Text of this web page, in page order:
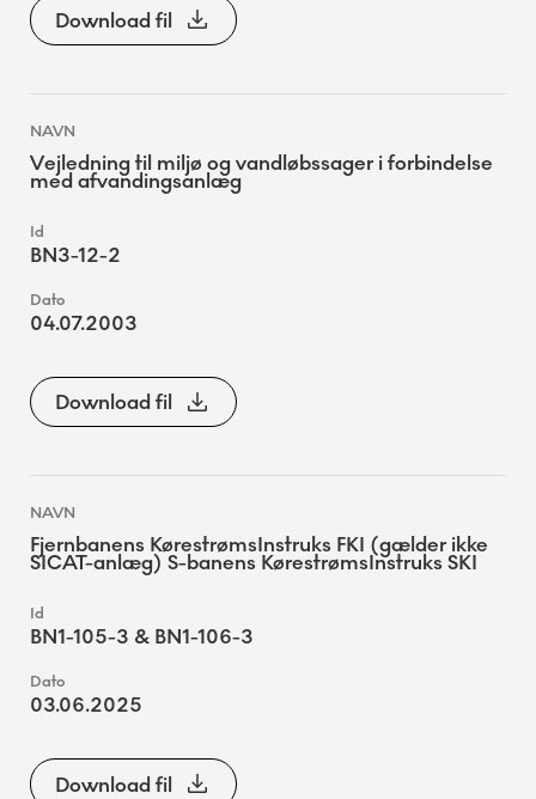
Download fil
Vejledning til miljø og vandløbssager i forbindelse
med afvandingsanlæg
BN3-12-2
04.07.2003
Download fil
Fjernbanens KørestrømsInstruks FKI (gælder ikke
SICAT-anlæg) S-banens KørestrømsInstruks SKI
BN1-105-3 & BN1-106-3
03.06.2025
Download fil